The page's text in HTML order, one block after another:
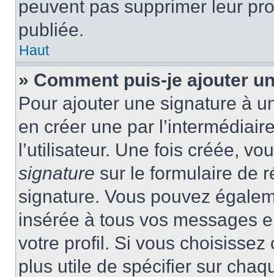
peuvent pas supprimer leur
publiée.
Haut
» Comment puis-je ajouter
Pour ajouter une signature à
en créer une par
l’utilisateur. Une fois créée,
signature sur le formulaire de
signature. Vous pouvez
insérée à tous vos messages
votre profil. Si vous
plus utile de spécifier sur